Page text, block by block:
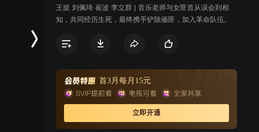
王挺 刘佩琦 崔波 李立群 | 音乐老师与女匪首从误会到相
知，共同经历生死，最终携手铲除顽匪，加入革命队伍。
首3月每月15元
立即开通